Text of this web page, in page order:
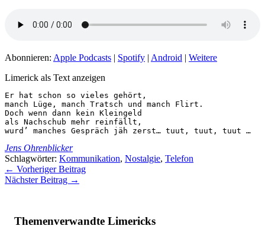
Abonnieren: Apple Podcasts | Spotify | Android | Weitere
Limerick als Text anzeigen
Er hat schon so vieles gehört,
manch Lüge, manch Tratsch und manch Flirt.
Doch wenn dann kein Kleingeld
als Nachschub mehr reinfällt,
wurd’ manches Gespräch jäh zerst… tuut, tuut, tuut …
Jens Ohrenblicker
Schlagwörter: Kommunikation, Nostalgie, Telefon
← Vorheriger Beitrag
Nächster Beitrag →
Themenverwandte Limericks